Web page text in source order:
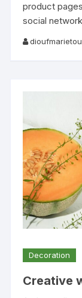
product
social
dioufmarietou
Decoration
Creative